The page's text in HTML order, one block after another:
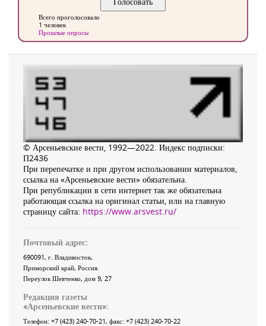
Всего проголосовало
1 человек
Прошлые опросы
© Арсеньевские вести, 1992—2022. Индекс подписки:
П2436
При перепечатке и при другом использовании материалов,
ссылка на «Арсеньевские вести» обязательна.
При републикации в сети интернет так же обязательна
работающая ссылка на оригинал статьи, или на главную
страницу сайта: https://www.arsvest.ru/
Почтовый адрес:
690091, г. Владивосток,
Приморский край, Россия
Переулок Шевченко, дом 9, 27
Редакция газеты
«Арсеньевские вести»:
Телефон: +7 (423) 240-70-21, факс: +7 (423) 240-70-22